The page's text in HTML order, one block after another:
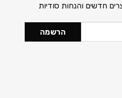
חדשים והנחות סודיות